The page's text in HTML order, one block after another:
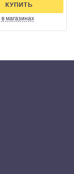
в магазинах
КУПИТЬ